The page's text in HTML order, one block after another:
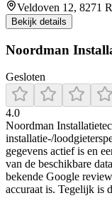
Veldoven 12, 8271
Bekijk details
Noordman
Gesloten
4.0
Noordman
installatie-/
gegevens actief is en
van de beschikbare
bekende Google
accuraat is. Tegelijk is